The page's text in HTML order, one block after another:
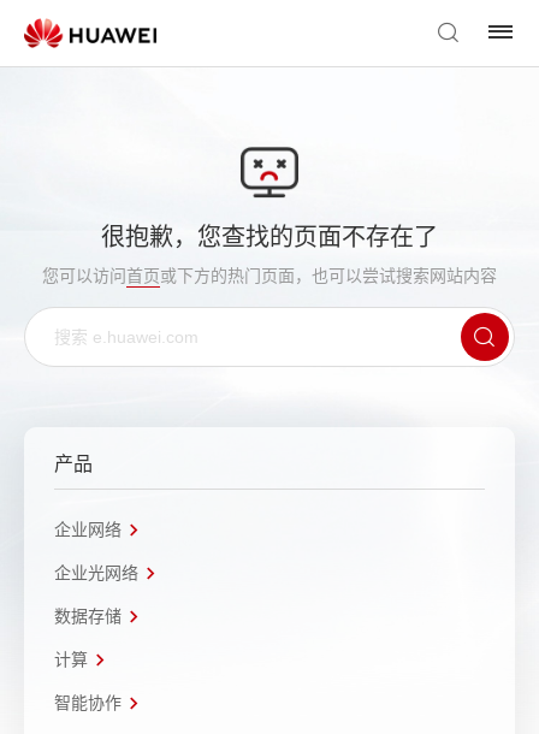
很抱歉，您查找的页面不存在了
您可以访问首页或下方的热门页面，也可以尝试搜索网站内容
产品
企业网络
企业光网络
数据存储
计算
智能协作